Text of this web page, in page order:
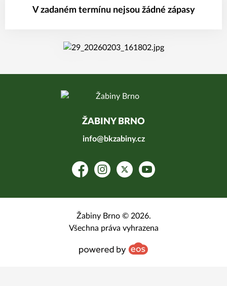
V zadaném termínu nejsou žádné zápasy
ŽABINY BRNO
info@bkzabiny.cz
FacebookInstagramPlatform X
YouTube
Žabiny Brno © 2026.
Všechna práva vyhrazena